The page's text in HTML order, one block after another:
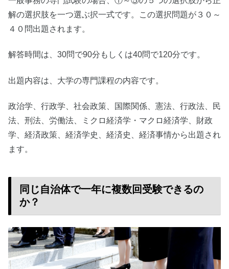
解の選択肢を一つ選ぶ択一式です。この選択問題が３０～
４０問出題されます。
解答時間は、30問で90分もしくは40問で120分です。
出題内容は、大学の専門課程の内容です。
政治学、行政学、社会政策、国際関係、憲法、行政法、民
法、刑法、労働法、ミクロ経済学・マクロ経済学、財政
学、経済政策、経済学史、経済史、経済事情から出題され
ます。
同じ自治体で一年に複数回受験できるの
か？